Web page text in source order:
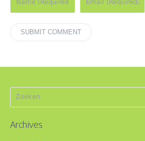
Archives